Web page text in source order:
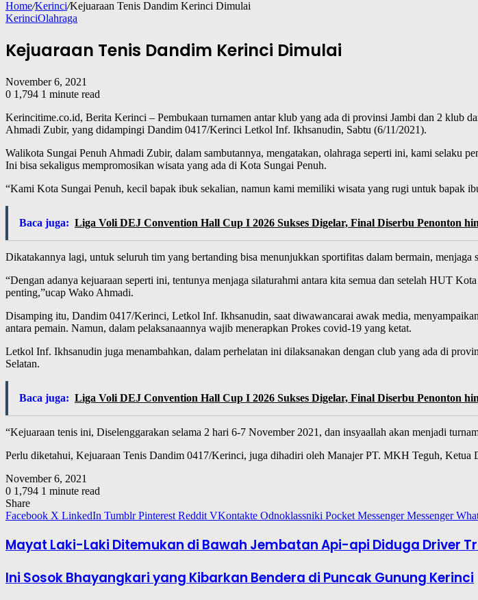
Home/Kerinci/Kejuaraan Tenis Dandim Kerinci Dimulai
KerinciOlahraga
Kejuaraan Tenis Dandim Kerinci Dimulai
November 6, 2021
0 1,794 1 minute read
Kerincitime.co.id, Berita Kerinci – Pembukaan turnamen antar klub yang ada di provinsi Jambi dan 2 klub
Ahmadi Zubir, yang didampingi Dandim 0417/Kerinci Letkol Inf. Ikhsanudin, Sabtu (6/11/2021).
Walikota Sungai Penuh Ahmadi Zubir, dalam sambutannya, mengatakan, olahraga seperti ini, kami selaku
Ini bisa sekaligus mempromosikan wisata yang ada di Kota Sungai Penuh.
“Kami Kota Sungai Penuh, kecil bapak ibuk sekalian, namun kami memiliki wisata yang rugi untuk bapak
Baca juga: Liga Voli DEJ Convention Hall Cup I 2026 Sukses Digelar, Final Diserbu Penonton
Dikatakannya lagi, untuk seluruh tim yang bertanding bisa menunjukkan sportifitas dalam bermain, menjaga
“Dengan adanya kejuaraan seperti ini, tentunya menjaga silaturahmi antara kita semua dan setelah HUT
penting,”ucap Wako Ahmadi.
Disamping itu, Dandim 0417/Kerinci, Letkol Inf. Ikhsanudin, saat diwawancarai awak media,
antara pemain. Namun, dalam pelaksanaannya wajib menerapkan Prokes covid-19 yang ketat.
Letkol Inf. Ikhsanudin juga menambahkan, dalam perhelatan ini dilaksanakan dengan club yang ada di
Selatan.
Baca juga: Liga Voli DEJ Convention Hall Cup I 2026 Sukses Digelar, Final Diserbu Penonton
“Kejuaraan tenis ini, Diselenggarakan selama 2 hari 6-7 November 2021, dan insyaallah akan menjadi
Perlu diketahui, Kejuaraan Tenis Dandim 0417/Kerinci, juga dihadiri oleh Manajer PT. MKH Teguh,
November 6, 2021
0 1,794 1 minute read
Share
Facebook X LinkedIn Tumblr Pinterest Reddit VKontakte Odnoklassniki Pocket Messenger Messenger
Mayat Laki-Laki Ditemukan di Bawah Jembatan Api-api Diduga Driver
Ini Sosok Bhayangkari yang Kibarkan Bendera di Puncak Gunung Kerinci